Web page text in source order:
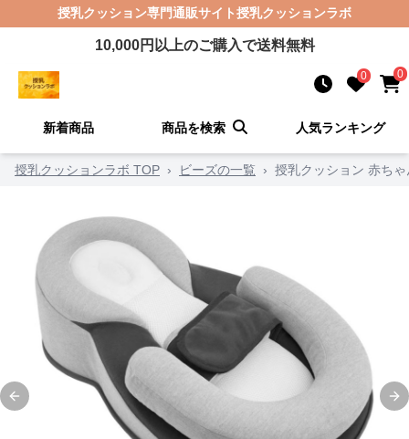
授乳クッション専門通販サイト授乳クッションラボ
10,000円以上のご購入で送料無料
0 0
新着商品 商品を検索 人気ランキング
授乳クッションラボ TOP › ビーズの一覧 › 授乳クッション 赤ち
Previous slide